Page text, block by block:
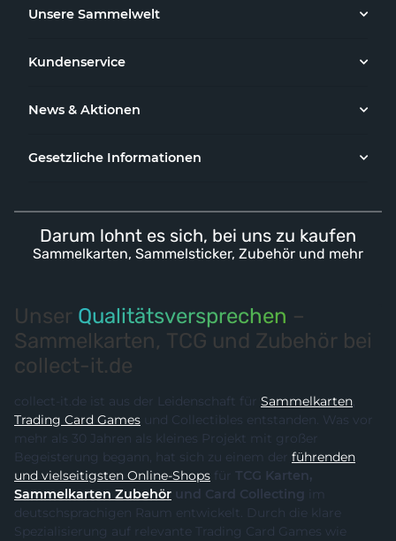
Unsere Sammelwelt
Kundenservice
News & Aktionen
Gesetzliche Informationen
Darum lohnt es sich, bei uns zu kaufen
Sammelkarten, Sammelsticker, Zubehör und mehr
Unser Qualitätsversprechen –
Sammelkarten, TCG und Zubehör bei
collect-it.de
collect-it.de ist aus der Leidenschaft für Sammelkarten,
Trading Card Games und Collectibles entstanden. Was vor
mehr als 30 Jahren als kleines Projekt mit großer
Begeisterung begann, hat sich zu einem der führenden
und vielseitigsten Online-Shops für TCG Karten,
Sammelkarten Zubehör und Card Collecting
im
deutschsprachigen Raum entwickelt. Durch die klare
Spezialisierung auf relevante Trading Card Games wie